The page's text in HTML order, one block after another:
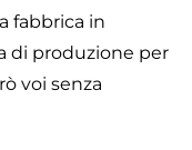
fabbrica in
di produzione per
voi senza